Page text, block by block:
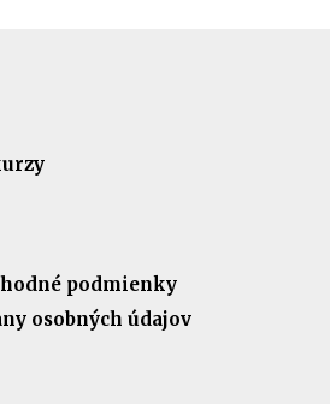
podmienky
osobných údajov